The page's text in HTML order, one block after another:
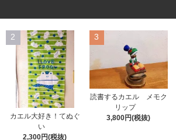
2
カエル大好き！てぬぐ
い
2,300円(税抜)
3
読書するカエル メモク
リップ
3,800円(税抜)